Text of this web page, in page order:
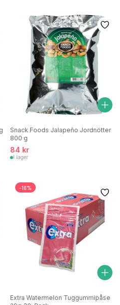
Snack Foods Jalapeño Jordnötter
800 g
84 kr
I lager
-16%
Extra Watermelon Tuggummipåse